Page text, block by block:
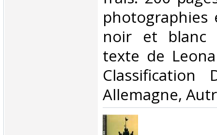
photographies
noir et blanc
texte de
Classification
Allemagne,